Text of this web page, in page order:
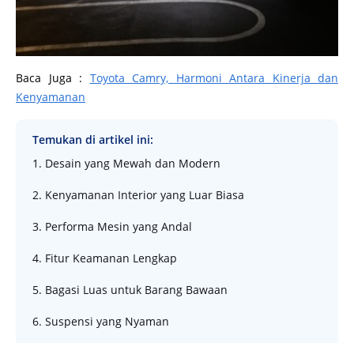
Baca Juga : Toyota Camry, Harmoni Antara Kinerja dan
Kenyamanan
Temukan di artikel ini:
1. Desain yang Mewah dan Modern
2. Kenyamanan Interior yang Luar Biasa
3. Performa Mesin yang Andal
4. Fitur Keamanan Lengkap
5. Bagasi Luas untuk Barang Bawaan
6. Suspensi yang Nyaman